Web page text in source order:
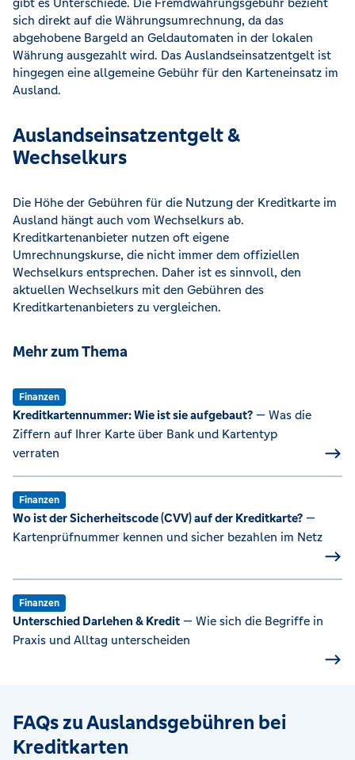
sich direkt auf die Währungsumrechnung, da das
abgehobene Bargeld an Geldautomaten in der lokalen
Währung ausgezahlt wird. Das Auslandseinsatzentgelt ist
hingegen eine allgemeine Gebühr für den Karteneinsatz im
Ausland.
Auslandseinsatzentgelt &
Wechselkurs
Die Höhe der Gebühren für die Nutzung der Kreditkarte im
Ausland hängt auch vom Wechselkurs ab.
Kreditkartenanbieter nutzen oft eigene
Umrechnungskurse, die nicht immer dem offiziellen
Wechselkurs entsprechen. Daher ist es sinnvoll, den
aktuellen Wechselkurs mit den Gebühren des
Kreditkartenanbieters zu vergleichen.
Mehr zum Thema
Finanzen
Kreditkartennummer: Wie ist sie aufgebaut? — Was die
Ziffern auf Ihrer Karte über Bank und Kartentyp
verraten
Finanzen
Wo ist der Sicherheitscode (CVV) auf der Kreditkarte? —
Kartenprüfnummer kennen und sicher bezahlen im Netz
Finanzen
Unterschied Darlehen & Kredit — Wie sich die Begriffe in
Praxis und Alltag unterscheiden
FAQs zu Auslandsgebühren bei
Kreditkarten